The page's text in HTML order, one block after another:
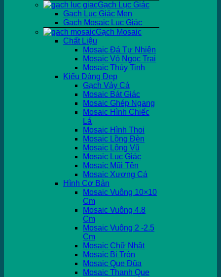
Gạch Lục Giác
Gạch Lục Giác Men
Gạch Mosaic Lục Giác
Gạch Mosaic
Chất Liệu
Mosaic Đá Tự Nhiên
Mosaic Vỏ Ngọc Trai
Mosaic Thủy Tinh
Kiểu Dáng Đẹp
Gạch Vảy Cá
Mosaic Bát Giác
Mosaic Ghép Ngang
Mosaic Hình Chiếc
Lá
Mosaic Hình Thoi
Mosaic Lồng Đèn
Mosaic Lông Vũ
Mosaic Lục Giác
Mosaic Mũi Tên
Mosaic Xương Cá
Hình Cơ Bản
Mosaic Vuông 10×10
Cm
Mosaic Vuông 4.8
Cm
Mosaic Vuông 2 -2.5
Cm
Mosaic Chữ Nhật
Mosaic Bi Tròn
Mosaic Que Đũa
Mosaic Thanh Que